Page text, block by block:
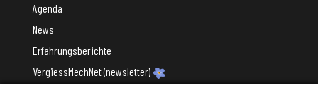
Agenda
News
Erfahrungsberichte
VergiessMechNet (newsletter)